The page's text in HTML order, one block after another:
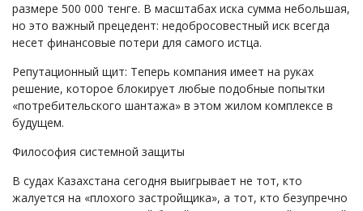
размере 500 000 тенге. В масштабах иска сумма небольшая,
но это важный прецедент: недобросовестный иск всегда
несет финансовые потери для самого истца.
Репутационный щит: Теперь компания имеет на руках
решение, которое блокирует любые подобные попытки
«потребительского шантажа» в этом жилом комплексе в
будущем.
Философия системной защиты
В судах Казахстана сегодня выигрывает не тот, кто
жалуется на «плохого застройщика», а тот, кто безупречно